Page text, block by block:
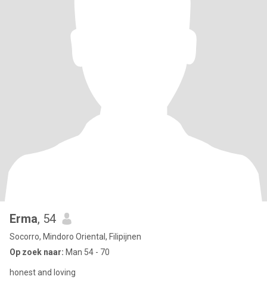
Erma, 54
Socorro, Mindoro Oriental, Filipijnen
Op zoek naar: Man 54 - 70
honest and loving